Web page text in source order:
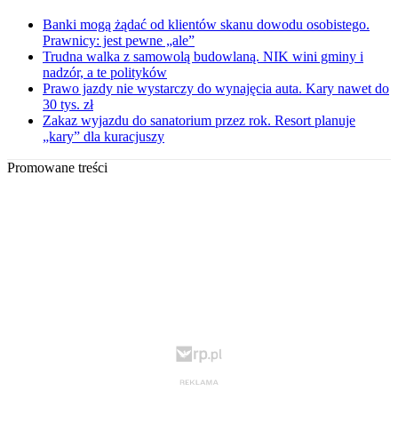
Banki mogą żądać od klientów skanu dowodu osobistego.
Prawnicy: jest pewne „ale”
Trudna walka z samowolą budowlaną. NIK wini gminy i
nadzór, a te polityków
Prawo jazdy nie wystarczy do wynajęcia auta. Kary nawet do
30 tys. zł
Zakaz wyjazdu do sanatorium przez rok. Resort planuje
„kary” dla kuracjuszy
Promowane treści